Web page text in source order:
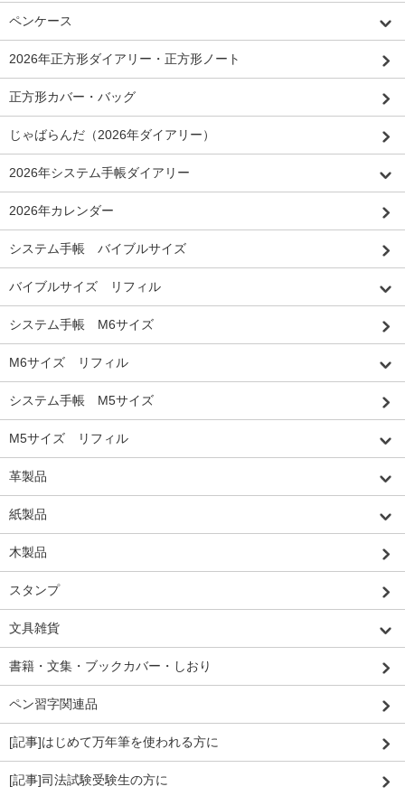
ペンケース
2026年正方形ダイアリー・正方形ノート
正方形カバー・バッグ
じゃばらんだ（2026年ダイアリー）
2026年システム手帳ダイアリー
2026年カレンダー
システム手帳 バイブルサイズ
バイブルサイズ リフィル
システム手帳 M6サイズ
M6サイズ リフィル
システム手帳 M5サイズ
M5サイズ リフィル
革製品
紙製品
木製品
スタンプ
文具雑貨
書籍・文集・ブックカバー・しおり
ペン習字関連品
[記事]はじめて万年筆を使われる方に
[記事]司法試験受験生の方に